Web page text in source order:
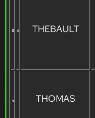
THEBAULT
THOMAS